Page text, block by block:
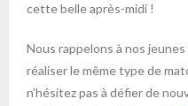
cette belle après-midi !
Nous rappelons à nos
réaliser le même type de
n’hésitez pas à défier de